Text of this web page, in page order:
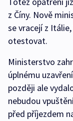
z Číny. Nově
se vracejí z
otestovat.
Ministerstvo
úplnému
později ale
nebudou
před příjezdem